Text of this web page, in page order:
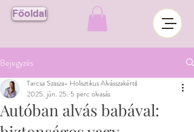
Főoldal
Bejegyzés
Autóban alvás babával:
Tarcsa Szasza- Holisztikus Alvásszakértő
2025. jún. 25. 5 perc olvasás